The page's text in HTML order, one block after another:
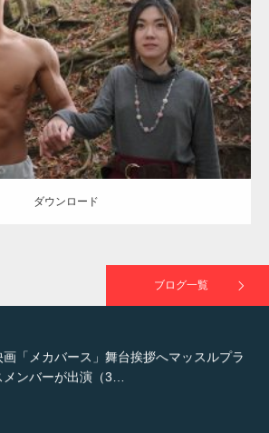
Update:2021.07.8
チョ その他 AKIHITO(細マッチョ) 大胸筋 腹筋
ード
ダウンロード
ブログ一覧
FMラジオ番組「ONE MORNING」
紹介さ…
「所さん！事件ですよ」に取材されまし
（6/8放送）
画「メカバース」舞台挨拶へマッスルプラ
メンバーが出演（3…